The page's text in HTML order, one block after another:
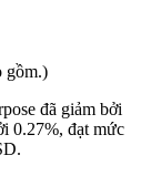
gồm.)
đã giảm bởi
0.27%, đạt mức